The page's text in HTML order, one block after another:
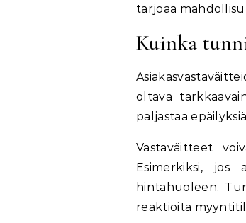
tarjoaa
Kuinka
oltava
paljastaa
Vastaväitteet
Esimerkiksi, jos
hintahuoleen.
reaktioita